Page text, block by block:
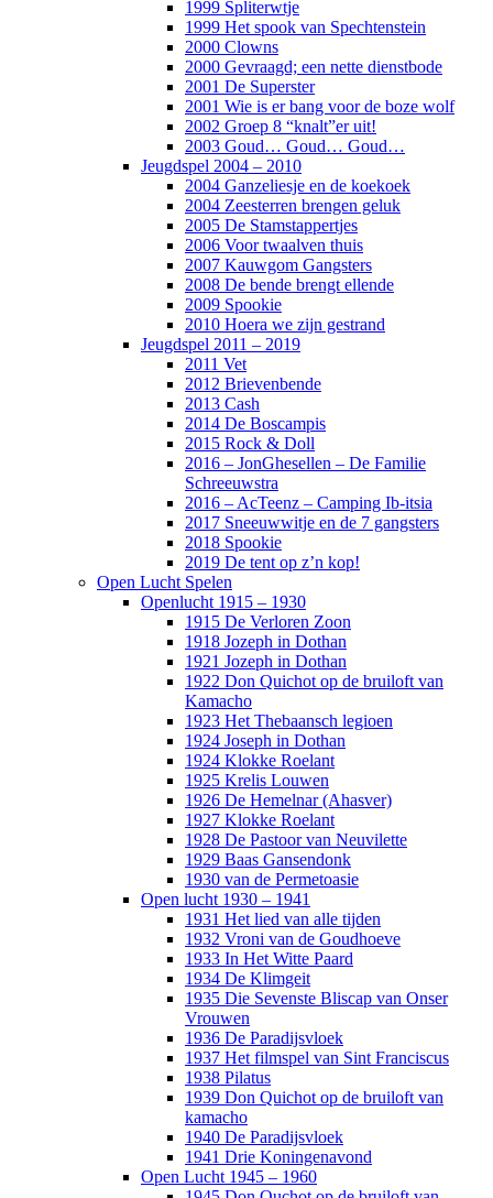
1999 Spliterwtje
1999 Het spook van Spechtenstein
2000 Clowns
2000 Gevraagd; een nette dienstbode
2001 De Superster
2001 Wie is er bang voor de boze wolf
2002 Groep 8 “knalt”er uit!
2003 Goud… Goud… Goud…
Jeugdspel 2004 – 2010
2004 Ganzeliesje en de koekoek
2004 Zeesterren brengen geluk
2005 De Stamstappertjes
2006 Voor twaalven thuis
2007 Kauwgom Gangsters
2008 De bende brengt ellende
2009 Spookie
2010 Hoera we zijn gestrand
Jeugdspel 2011 – 2019
2011 Vet
2012 Brievenbende
2013 Cash
2014 De Boscampis
2015 Rock & Doll
2016 – JonGhesellen – De Familie
Schreeuwstra
2016 – AcTeenz – Camping Ib-itsia
2017 Sneeuwwitje en de 7 gangsters
2018 Spookie
2019 De tent op z’n kop!
Open Lucht Spelen
Openlucht 1915 – 1930
1915 De Verloren Zoon
1918 Jozeph in Dothan
1921 Jozeph in Dothan
1922 Don Quichot op de bruiloft van
Kamacho
1923 Het Thebaansch legioen
1924 Joseph in Dothan
1924 Klokke Roelant
1925 Krelis Louwen
1926 De Hemelnar (Ahasver)
1927 Klokke Roelant
1928 De Pastoor van Neuvilette
1929 Baas Gansendonk
1930 van de Permetoasie
Open lucht 1930 – 1941
1931 Het lied van alle tijden
1932 Vroni van de Goudhoeve
1933 In Het Witte Paard
1934 De Klimgeit
1935 Die Sevenste Bliscap van Onser
Vrouwen
1936 De Paradijsvloek
1937 Het filmspel van Sint Franciscus
1938 Pilatus
1939 Don Quichot op de bruiloft van
kamacho
1940 De Paradijsvloek
1941 Drie Koningenavond
Open Lucht 1945 – 1960